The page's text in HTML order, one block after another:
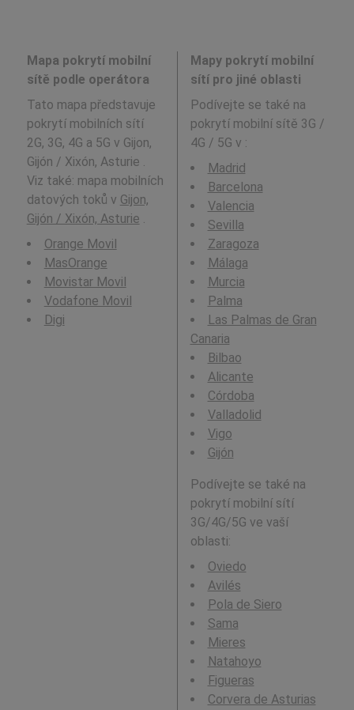
Mapa pokrytí mobilní
sítě podle operátora
Tato mapa představuje
pokrytí mobilních sítí
2G, 3G, 4G a 5G v Gijon,
Gijón / Xixón, Asturie .
Viz také: mapa mobilních
datových toků v Gijon,
Gijón / Xixón, Asturie
Orange Movil
MasOrange
Movistar Movil
Vodafone Movil
Digi
Mapy pokrytí mobilní
sítí pro jiné oblasti
Podívejte se také na
pokrytí mobilní sítě 3G /
4G / 5G v :
Madrid
Barcelona
Valencia
Sevilla
Zaragoza
Málaga
Murcia
Palma
Las Palmas de Gran
Canaria
Bilbao
Alicante
Córdoba
Valladolid
Vigo
Gijón
Podívejte se také na
pokrytí mobilní sítí
3G/4G/5G ve vaší
oblasti:
Oviedo
Avilés
Pola de Siero
Sama
Mieres
Natahoyo
Figueras
Corvera de Asturias